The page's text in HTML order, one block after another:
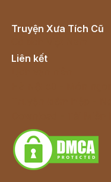
Truyện Xưa Tích Cũ
Liên kết